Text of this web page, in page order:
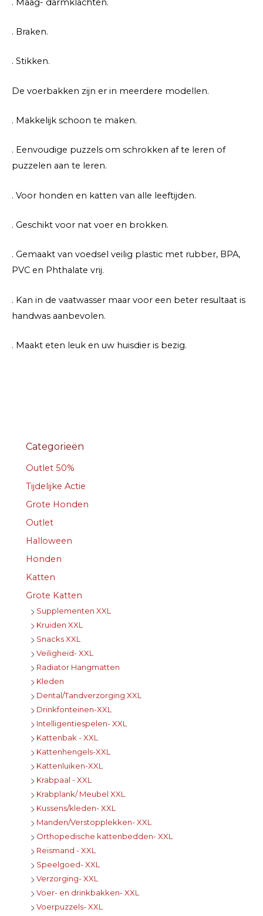
. Braken.
. Stikken.
De voerbakken zijn er in meerdere modellen.
. Makkelijk schoon te maken.
. Eenvoudige puzzels om schrokken af te leren of
puzzelen aan te leren.
. Voor honden en katten van alle leeftijden.
. Geschikt voor nat voer en brokken.
. Gemaakt van voedsel veilig plastic met rubber, BPA,
PVC en Phthalate vrij.
. Kan in de vaatwasser maar voor een beter resultaat is
handwas aanbevolen.
. Maakt eten leuk en uw huisdier is bezig.
Categorieën
Outlet 50%
Tijdelijke Actie
Grote Honden
Outlet
Halloween
Honden
Katten
Grote Katten
Supplementen XXL
Kruiden XXL
Snacks XXL
Veiligheid- XXL
Radiator Hangmatten
Kleden
Dental/Tandverzorging XXL
Drinkfonteinen-XXL
Intelligentiespelen- XXL
Kattenbak - XXL
Kattenhengels-XXL
Kattenluiken-XXL
Krabpaal - XXL
Krabplank/ Meubel XXL
Kussens/kleden- XXL
Manden/Verstopplekken- XXL
Orthopedische kattenbedden- XXL
Reismand - XXL
Speelgoed- XXL
Verzorging- XXL
Voer- en drinkbakken- XXL
Voerpuzzels- XXL